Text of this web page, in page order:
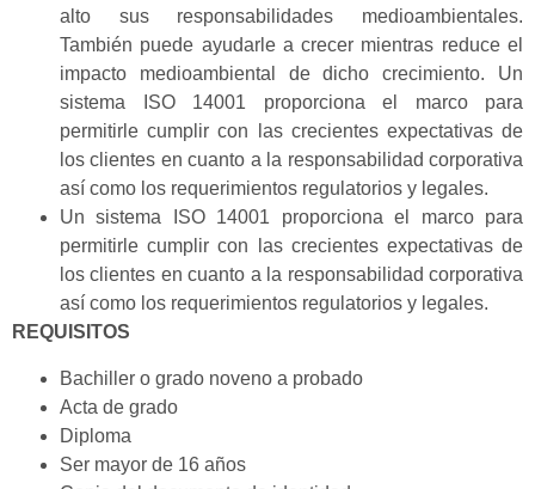
alto sus responsabilidades medioambientales.
También puede ayudarle a crecer mientras reduce el
impacto medioambiental de dicho crecimiento. Un
sistema ISO 14001 proporciona el marco para
permitirle cumplir con las crecientes expectativas de
los clientes en cuanto a la responsabilidad corporativa
así como los requerimientos regulatorios y legales.
Un sistema ISO 14001 proporciona el marco para
permitirle cumplir con las crecientes expectativas de
los clientes en cuanto a la responsabilidad corporativa
así como los requerimientos regulatorios y legales.
REQUISITOS
Bachiller o grado noveno a probado
Acta de grado
Diploma
Ser mayor de 16 años